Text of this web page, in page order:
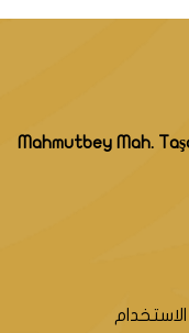
Mahmutbey Mah.